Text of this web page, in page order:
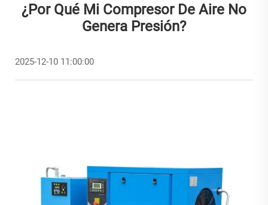
¿Por Qué Mi Compresor De Aire No
Genera Presión?
2025-12-10 11:00:00